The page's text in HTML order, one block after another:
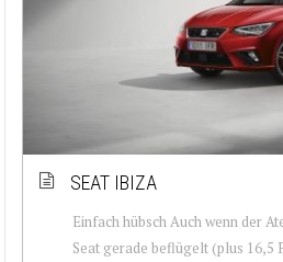
SEAT IBIZA
Einfach hübsch Auch wenn der
Seat gerade beflügelt (plus 16,5